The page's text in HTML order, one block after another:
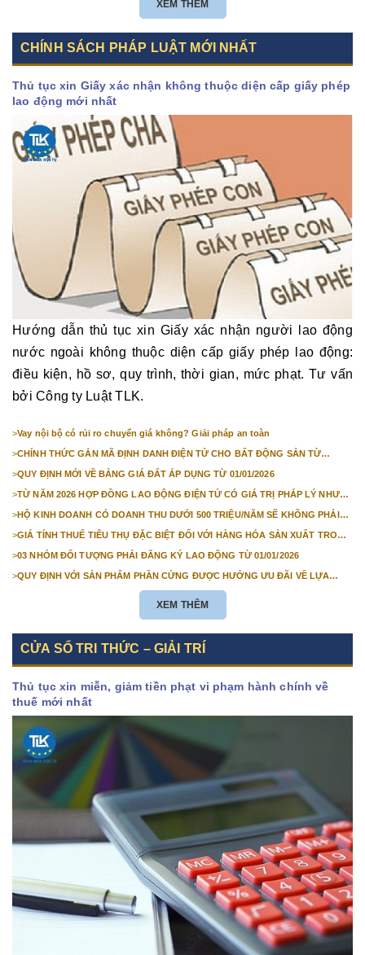
XEM THÊM
CHÍNH SÁCH PHÁP LUẬT MỚI NHẤT
Thủ tục xin Giấy xác nhận không thuộc diện cấp giấy phép
lao động mới nhất
Hướng dẫn thủ tục xin Giấy xác nhận người lao động
nước ngoài không thuộc diện cấp giấy phép lao động:
điều kiện, hồ sơ, quy trình, thời gian, mức phạt. Tư vấn
bởi Công ty Luật TLK.
>Vay nội bộ có rủi ro chuyển giá không? Giải pháp an toàn
>CHÍNH THỨC GẮN MÃ ĐỊNH DANH ĐIỆN TỬ CHO BẤT ĐỘNG SẢN TỪ
>QUY ĐỊNH MỚI VỀ BẢNG GIÁ ĐẤT ÁP DỤNG TỪ 01/01/2026
>TỪ NĂM 2026 HỢP ĐỒNG LAO ĐỘNG ĐIỆN TỬ CÓ GIÁ TRỊ PHÁP LÝ NHƯ
>HỘ KINH DOANH CÓ DOANH THU DƯỚI 500 TRIỆU/NĂM SẼ KHÔNG PHẢI
>GIÁ TÍNH THUẾ TIÊU THỤ ĐẶC BIỆT ĐỐI VỚI HÀNG HÓA SẢN XUẤT TRONG
>03 NHÓM ĐỐI TƯỢNG PHẢI ĐĂNG KÝ LAO ĐỘNG TỪ 01/01/2026
>QUY ĐỊNH VỚI SẢN PHẨM PHẦN CỨNG ĐƯỢC HƯỞNG ƯU ĐÃI VỀ LỰA
XEM THÊM
CỬA SỔ TRI THỨC – GIẢI TRÍ
Thủ tục xin miễn, giảm tiền phạt vi phạm hành chính về
thuế mới nhất